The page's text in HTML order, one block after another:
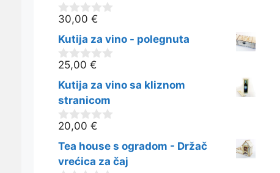
0
o
d
5
30,00 €
Kutija za vino - polegnuta
0
o
d
5
25,00 €
Kutija za vino sa kliznom
stranicom
0
o
d
5
20,00 €
Tea house s ogradom - Držač
vrećica za čaj